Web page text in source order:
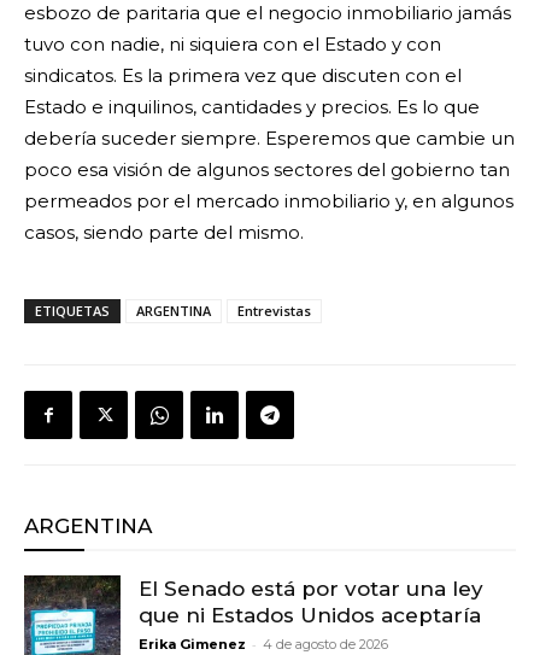
esbozo de paritaria que el negocio inmobiliario jamás
tuvo con nadie, ni siquiera con el Estado y con
sindicatos. Es la primera vez que discuten con el
Estado e inquilinos, cantidades y precios. Es lo que
debería suceder siempre. Esperemos que cambie un
poco esa visión de algunos sectores del gobierno tan
permeados por el mercado inmobiliario y, en algunos
casos, siendo parte del mismo.
ETIQUETAS ARGENTINA Entrevistas
ARGENTINA
El Senado está por votar una ley
que ni Estados Unidos aceptaría
Erika Gimenez - 4 de agosto de 2026